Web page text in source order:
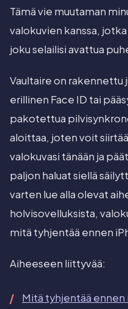
Tämä vie muutaman
valokuvien kanssa,
joku selailisi avattua
Vaultaire on rakennettu
erillinen Face ID tai
pakotettua
aloittaa, joten voit
valokuvasi tänään ja
paljon haluat siellä
varten lue alla olevat
holvisovelluksista,
mitä tyhjentää ennen
Aiheeseen liittyvää:
Mitä tyhjentää